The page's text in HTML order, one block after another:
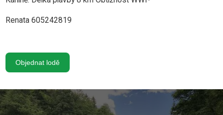
Renata 605242819
Objednat lodě